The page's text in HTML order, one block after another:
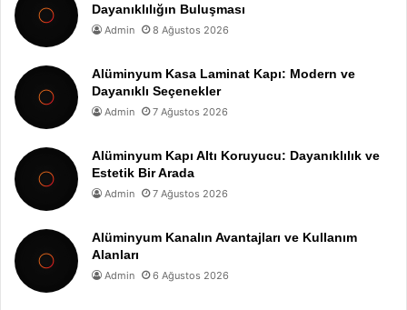
Dayanıklılığın Buluşması
Admin 8 Ağustos 2026
Alüminyum Kasa Laminat Kapı: Modern ve
Dayanıklı Seçenekler
Admin 7 Ağustos 2026
Alüminyum Kapı Altı Koruyucu: Dayanıklılık ve
Estetik Bir Arada
Admin 7 Ağustos 2026
Alüminyum Kanalın Avantajları ve Kullanım
Alanları
Admin 6 Ağustos 2026